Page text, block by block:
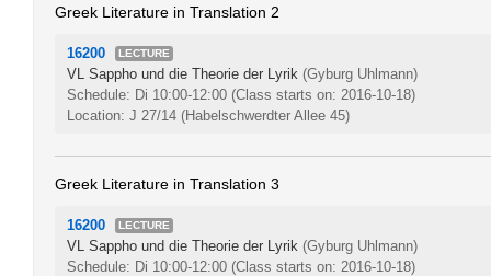
Greek Literature in Translation 2
16200 LECTURE
VL Sappho und die Theorie der Lyrik (Gyburg Uhlmann)
Schedule: Di 10:00-12:00 (Class starts on: 2016-10-18)
Location: J 27/14 (Habelschwerdter Allee 45)
Greek Literature in Translation 3
16200 LECTURE
VL Sappho und die Theorie der Lyrik (Gyburg Uhlmann)
Schedule: Di 10:00-12:00 (Class starts on: 2016-10-18)